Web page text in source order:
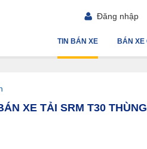
Đăng nhập
BÁN XE
TIN BÁN XE
XE TẢI SRM T30